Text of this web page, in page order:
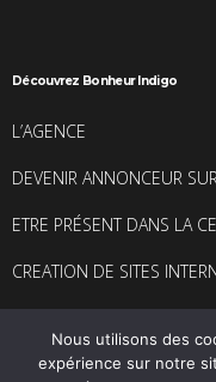
Découvrez Bonheur Indigo
L’AGENCE
DEVENIR ANNONCEUR
ETRE PRÉSENT DANS LA
CREATION DE SITES
Nous utilisons des
expérience sur notre